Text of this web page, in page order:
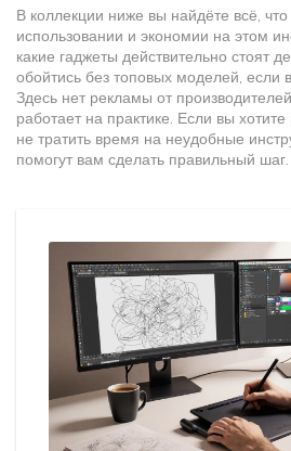
В коллекции ниже вы найдёте всё,
использовании и экономии на этом
какие гаджеты действительно стоят
обойтись без топовых моделей, если
Здесь нет рекламы от
работает на практике. Если вы
не тратить время на неудобные
помогут вам сделать правильный шаг.